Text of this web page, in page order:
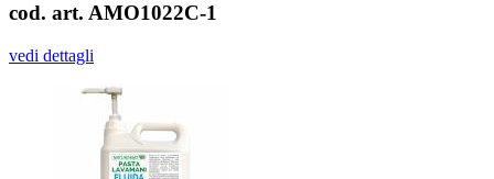
cod. art. AMO1022C-1
vedi dettagli